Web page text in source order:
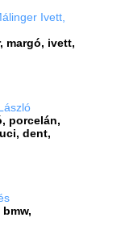
Ivett,
margó, ivett,
porcelán,
dent,